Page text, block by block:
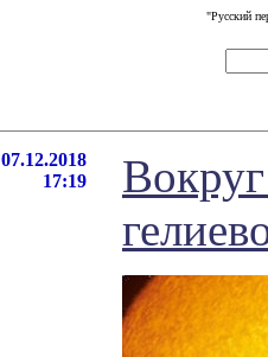
"Русский
07.12.2018
17:19